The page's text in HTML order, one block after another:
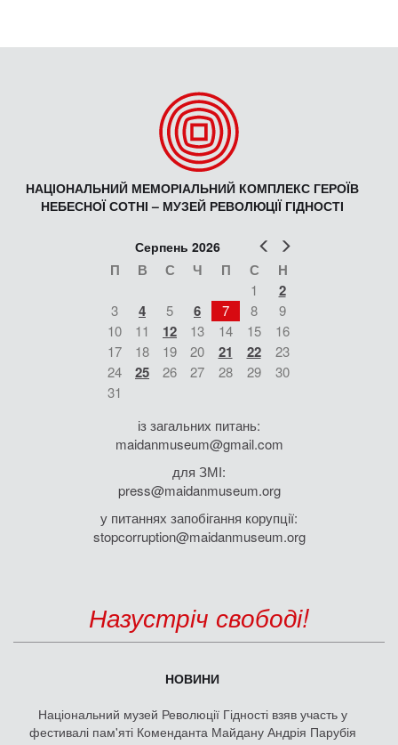
НАЦІОНАЛЬНИЙ МЕМОРІАЛЬНИЙ КОМПЛЕКС ГЕРОЇВ
НЕБЕСНОЇ СОТНІ – МУЗЕЙ РЕВОЛЮЦІЇ ГІДНОСТІ
Попер
Серпень 2026
П В С Ч П С Н
1 2
3 4 5 6 7 8
9
10
11 12 13 14 15
16
17
18 19 20 21 22
23
24
25 26 27 28 29
30
31
із загальних питань:
maidanmuseum@gmail.com
для ЗМІ:
press@maidanmuseum.org
у питаннях запобігання корупції:
stopcorruption@maidanmuseum.org
Назустріч свободі!
НОВИНИ
Національний музей Революції Гідності взяв участь у
фестивалі пам'яті Коменданта Майдану Андрія Парубія